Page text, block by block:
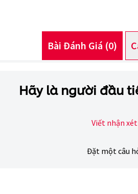
Bài Đánh Giá (0)
Hãy là người đầu
Viết nhận xét
Đặt một câu